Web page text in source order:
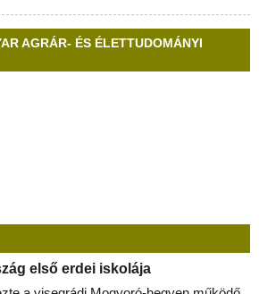
AGRÁR- ÉS ÉLETTUDOMÁNYI
első erdei iskolája